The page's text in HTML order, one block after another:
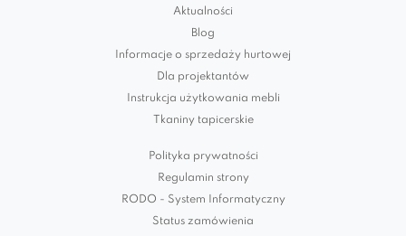
Aktualności
Blog
Informacje o sprzedaży hurtowej
Dla projektantów
Instrukcja użytkowania mebli
Tkaniny tapicerskie
Polityka prywatności
Regulamin strony
RODO - System Informatyczny
Status zamówienia